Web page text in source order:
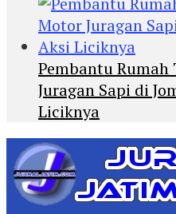
Pembantu Rumah
Juragan Sapi di
Liciknya